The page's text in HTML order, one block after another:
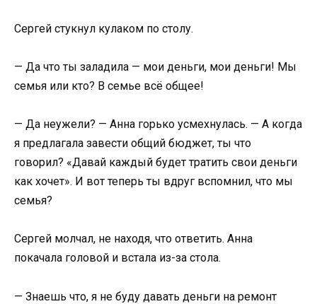
Сергей стукнул кулаком по столу.
— Да что ты заладила — мои деньги, мои деньги! Мы
семья или кто? В семье всё общее!
— Да неужели? — Анна горько усмехнулась. — А когда
я предлагала завести общий бюджет, ты что
говорил? «Давай каждый будет тратить свои деньги
как хочет». И вот теперь ты вдруг вспомнил, что мы
семья?
Сергей молчал, не находя, что ответить. Анна
покачала головой и встала из-за стола.
— Знаешь что, я не буду давать деньги на ремонт